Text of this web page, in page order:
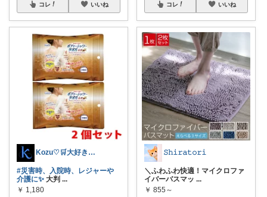
コレ いいね
Kozu♡🛒大好き😆💕
#災害時、入院時、レジャーや
介護に✨ 大判 ...
￥ 1,180
コレ いいね
𝚂𝚑𝚒𝚛𝚊𝚝𝚘𝚛𝚒
＼ふわふわ快適！マイクロファ
イバーバスマッ ...
￥ 855～